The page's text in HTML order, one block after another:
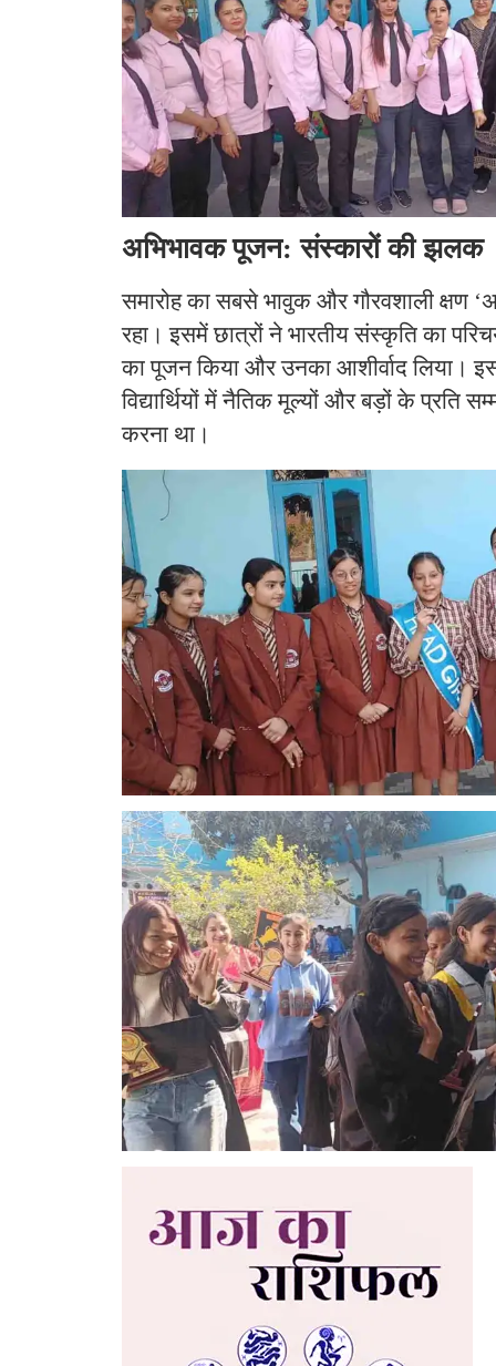
अभिभावक पूजन: संस्कारों की झलक
समारोह का सबसे भावुक और गौरवशाली क्षण
रहा। इसमें छात्रों ने भारतीय संस्कृति का
का पूजन किया और उनका आशीर्वाद लिया।
विद्यार्थियों में नैतिक मूल्यों और बड़ों के प्रति
करना था।